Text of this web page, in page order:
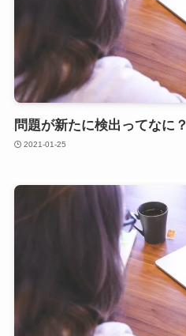
問題が新たに検出ってなに？
2021-01-25